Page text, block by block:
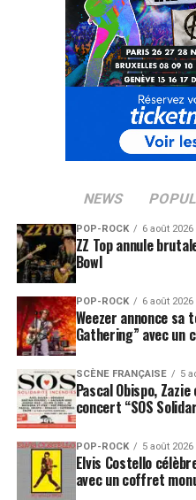
NEWS
POP-ROCK 6 août 2026
ZZ Top annule
Bowl
POP-ROCK 6 août 2026
Weezer annonce sa
Gathering” avec un
SCÈNE FRANÇAISE 5
Pascal Obispo,
concert “SOS
POP-ROCK 5 août 2026
Elvis Costello
avec un coffret